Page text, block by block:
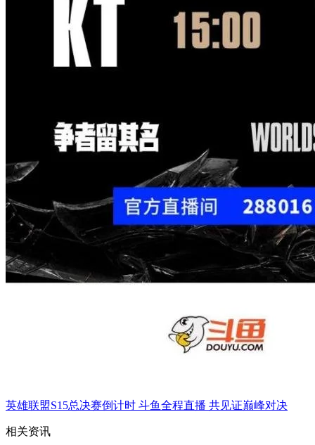
英雄联盟S15总决赛倒计时 斗鱼全程直播 共见证巅峰对决
相关资讯